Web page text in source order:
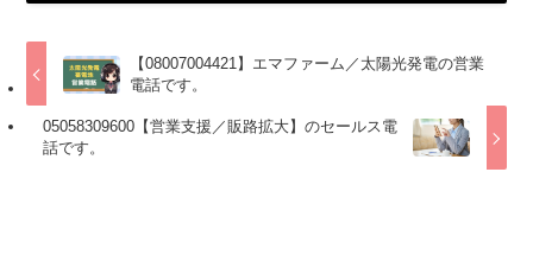
【08007004421】エマファーム／太陽光発電の営業
電話です。
05058309600【営業支援／販路拡大】のセールス電
話です。